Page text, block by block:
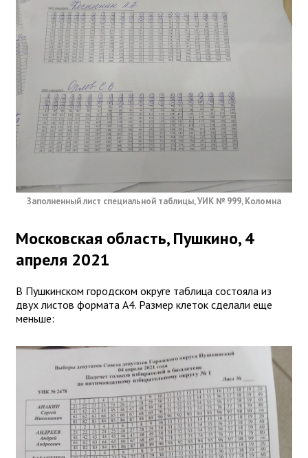
Заполненный лист специальной таблицы, УИК № 999, Коломна
Московская область, Пушкино, 4
апреля 2021
В Пушкинском городском округе таблица состояла из
двух листов формата А4. Размер клеток сделали еще
меньше: